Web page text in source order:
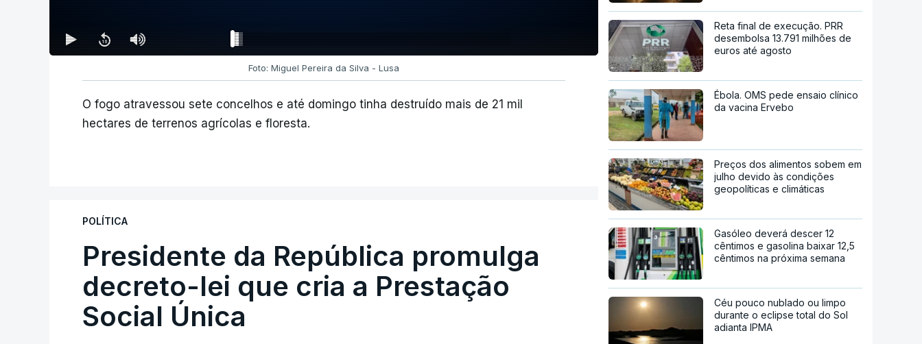
Foto: Miguel Pereira da Silva - Lusa
O fogo atravessou sete concelhos e até domingo tinha destruído mais de 21 mil
hectares de terrenos agrícolas e floresta.
POLÍTICA
Presidente da República promulga
decreto-lei que cria a Prestação
Social Única
Reta final de execução. PRR
desembolsa 13.791 milhões de
euros até agosto
Ébola. OMS pede ensaio clínico
da vacina Ervebo
Preços dos alimentos sobem em
julho devido às condições
geopolíticas e climáticas
Gasóleo deverá descer 12
cêntimos e gasolina baixar 12,5
cêntimos na próxima semana
Céu pouco nublado ou limpo
durante o eclipse total do Sol
adianta IPMA